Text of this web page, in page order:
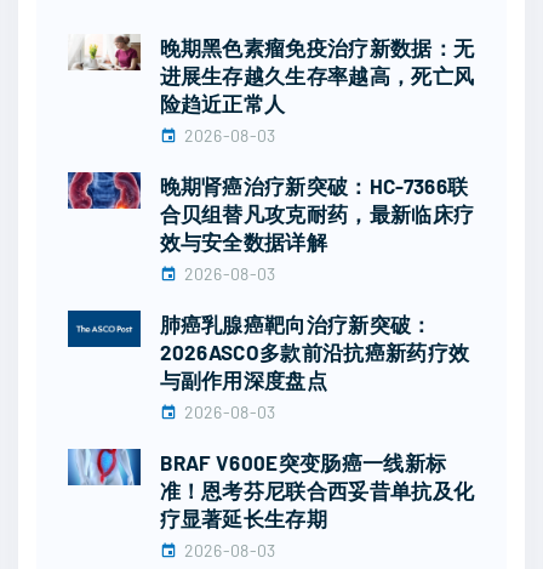
晚期黑色素瘤免疫治疗新数据：无
进展生存越久生存率越高，死亡风
险趋近正常人
2026-08-03
晚期肾癌治疗新突破：HC-7366联
合贝组替凡攻克耐药，最新临床疗
效与安全数据详解
2026-08-03
肺癌乳腺癌靶向治疗新突破：
2026ASCO多款前沿抗癌新药疗效
与副作用深度盘点
2026-08-03
BRAF V600E突变肠癌一线新标
准！恩考芬尼联合西妥昔单抗及化
疗显著延长生存期
2026-08-03